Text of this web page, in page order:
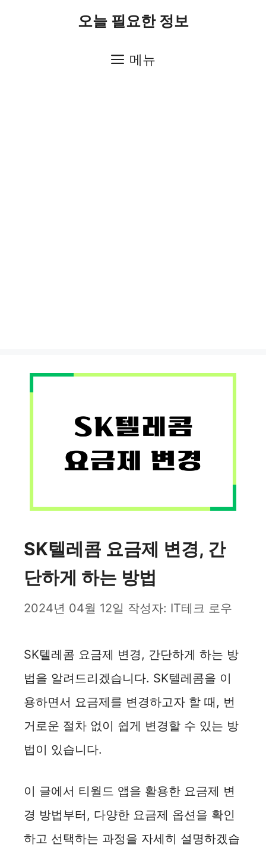
오늘 필요한 정보
메뉴
SK텔레콤 요금제 변경, 간
단하게 하는 방법
2024년 04월 12일 작성자: IT테크 로우
SK텔레콤 요금제 변경, 간단하게 하는 방
법을 알려드리겠습니다. SK텔레콤을 이
용하면서 요금제를 변경하고자 할 때, 번
거로운 절차 없이 쉽게 변경할 수 있는 방
법이 있습니다.
이 글에서 티월드 앱을 활용한 요금제 변
경 방법부터, 다양한 요금제 옵션을 확인
하고 선택하는 과정을 자세히 설명하겠습